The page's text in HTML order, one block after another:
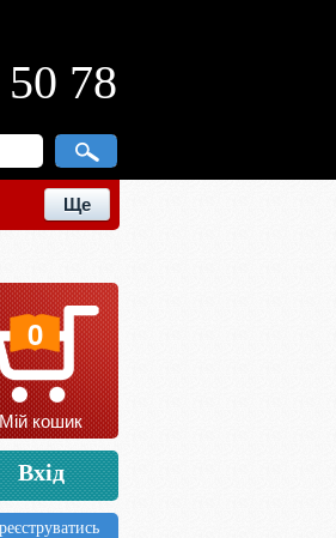
78
Ще
0
Мій кошик
Вхід